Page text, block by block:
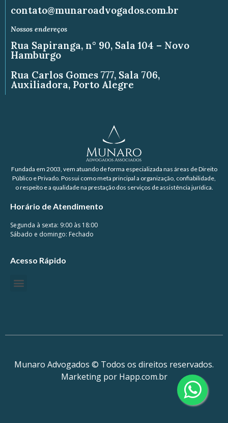
contato@munaroadvogados.com.br
Nossos endereços
Rua Sapiranga, n° 90, Sala 104 – Novo
Hamburgo
Rua Carlos Gomes 777, Sala 706,
Auxiliadora, Porto Alegre
Fundada em 2003, vem atuando de forma especializada nas áreas de Direito
Público e Privado. Possui como meta principal a organização, confiabilidade,
o respeito e a qualidade na prestação dos serviços de assistência jurídica.
Horário de Atendimento
Segunda à sexta: 9:00 às 18:00
Sábado e domingo: Fechado
Acesso Rápido
Munaro Advogados © Todos os direitos reservados.
Marketing por Happ.com.br